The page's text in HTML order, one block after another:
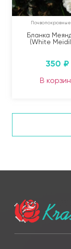
Бланка
(White
350 ₽
В